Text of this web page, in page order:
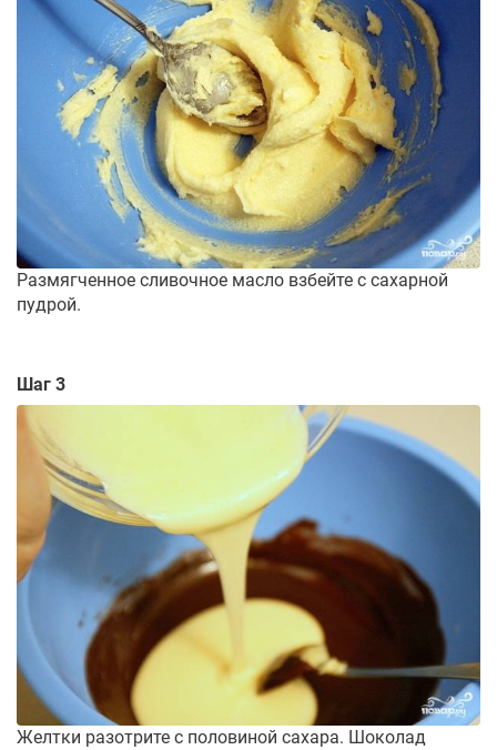
Размягченное сливочное масло взбейте с сахарной
пудрой.
Шаг 3
Желтки разотрите с половиной сахара. Шоколад